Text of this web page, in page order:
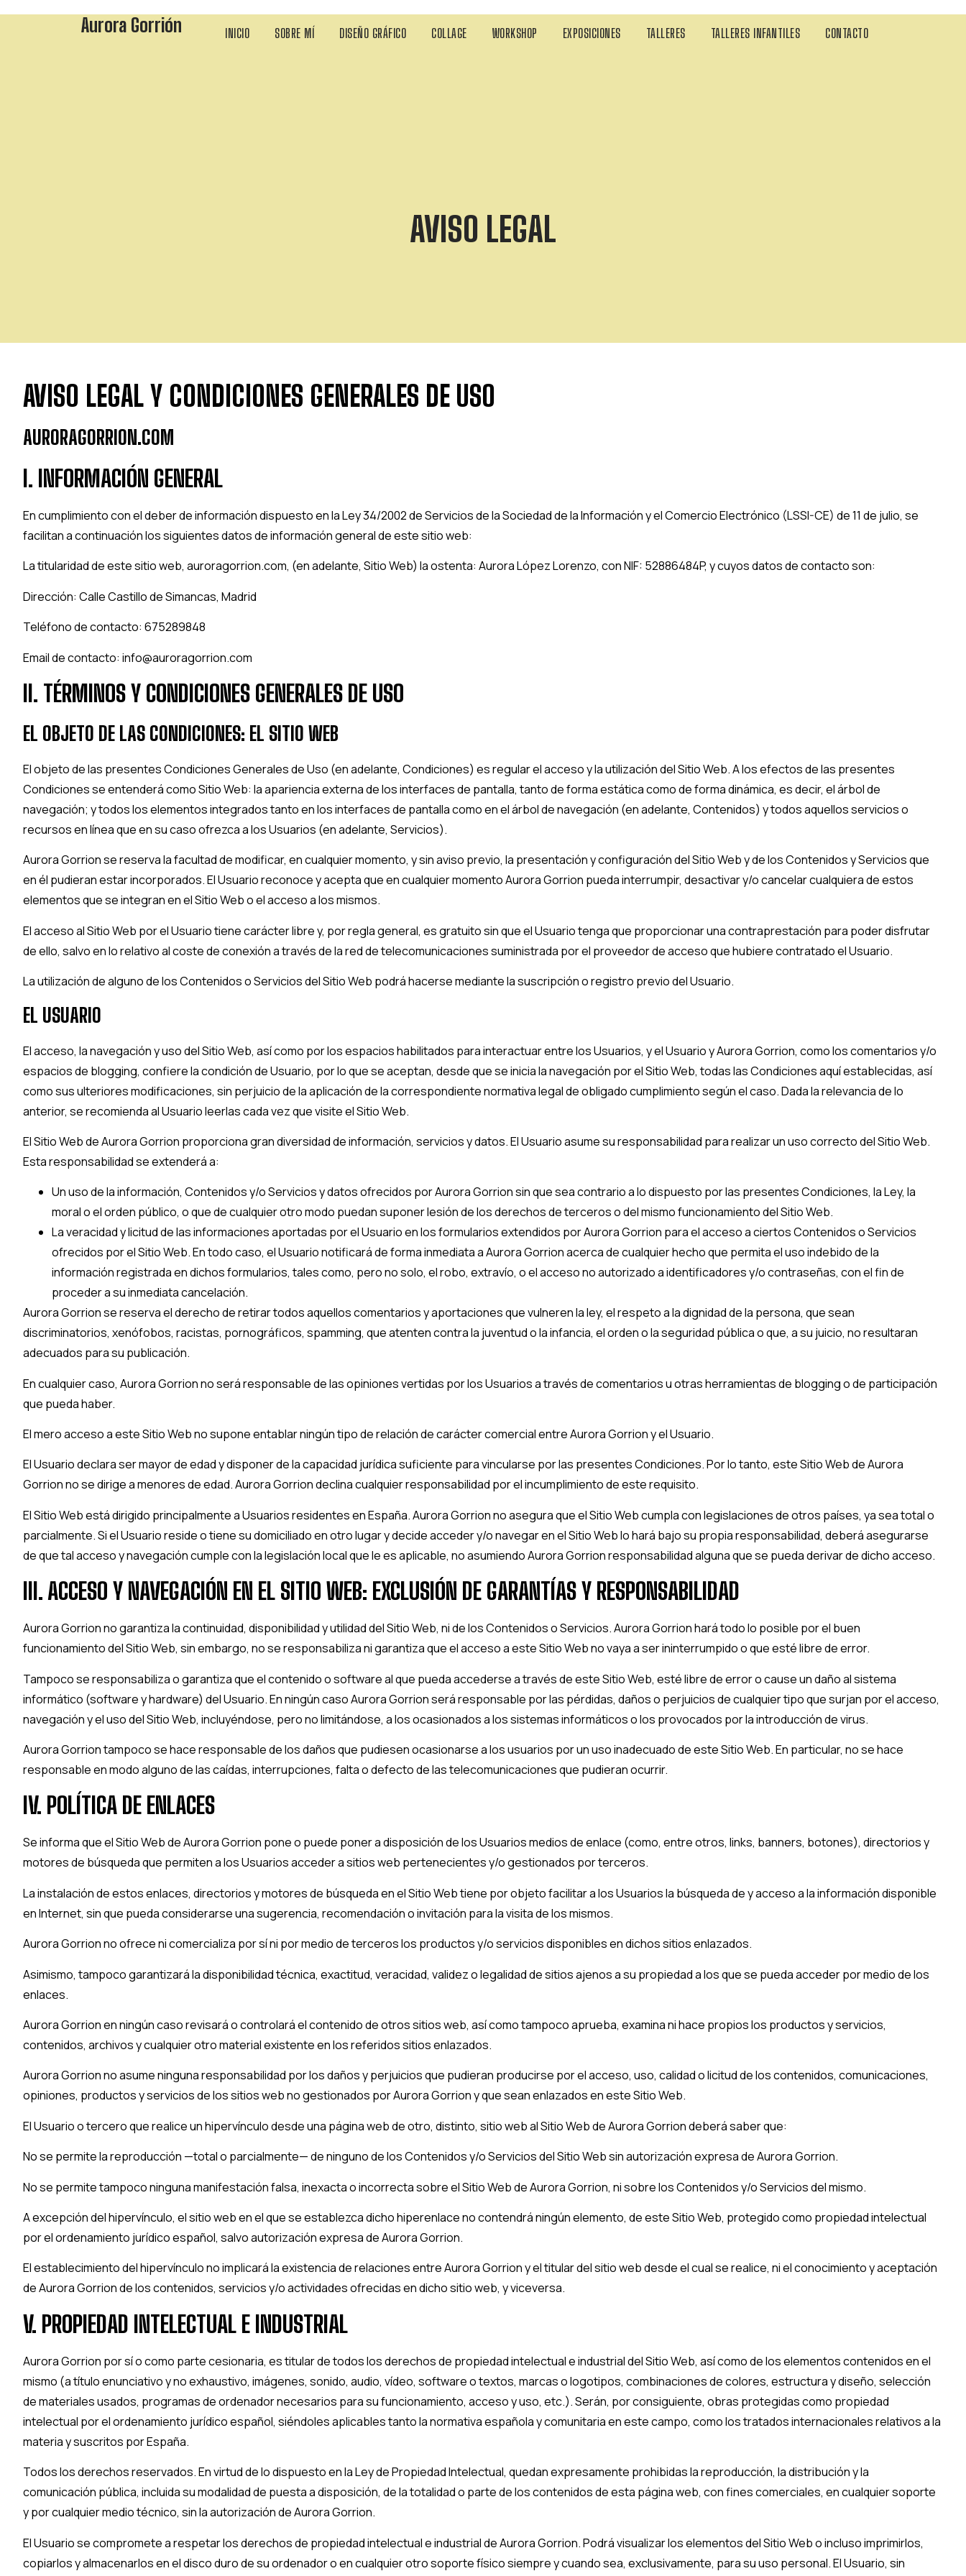
Aurora Gorrión INICIO SOBRE MÍ DISEÑO GRÁFICO COLLAGE WORKSHOP EXPOSICIONES TALLERES TALLERES INFANTILES CONTACTO
AVISO LEGAL
AVISO LEGAL Y CONDICIONES GENERALES DE USO
AURORAGORRION.COM
I. INFORMACIÓN GENERAL
En cumplimiento con el deber de información dispuesto en la Ley 34/2002 de Servicios de la Sociedad de la Información y el Comercio Electrónico (LSSI-CE) de 11 de julio, se
facilitan a continuación los siguientes datos de información general de este sitio web:
La titularidad de este sitio web, auroragorrion.com, (en adelante, Sitio Web) la ostenta: Aurora López Lorenzo, con NIF: 52886484P, y cuyos datos de contacto son:
Dirección: Calle Castillo de Simancas, Madrid
Teléfono de contacto: 675289848
Email de contacto: info@auroragorrion.com
II. TÉRMINOS Y CONDICIONES GENERALES DE USO
EL OBJETO DE LAS CONDICIONES: EL SITIO WEB
El objeto de las presentes Condiciones Generales de Uso (en adelante, Condiciones) es regular el acceso y la utilización del Sitio Web. A los efectos de las presentes
Condiciones se entenderá como Sitio Web: la apariencia externa de los interfaces de pantalla, tanto de forma estática como de forma dinámica, es decir, el árbol de
navegación; y todos los elementos integrados tanto en los interfaces de pantalla como en el árbol de navegación (en adelante, Contenidos) y todos aquellos servicios o
recursos en línea que en su caso ofrezca a los Usuarios (en adelante, Servicios).
Aurora Gorrionse reserva la facultad de modificar, en cualquier momento, y sin aviso previo, la presentación y configuración del Sitio Web y de los Contenidos y Servicios que
en él pudieran estar incorporados. El Usuario reconoce y acepta que en cualquier momentoAurora Gorrion pueda interrumpir, desactivar y/o cancelar cualquiera de estos
elementos que se integran en el Sitio Web o el acceso a los mismos.
El acceso al Sitio Web por el Usuario tiene carácter libre y, por regla general, es gratuito sin que el Usuario tenga que proporcionar una contraprestación para poder disfrutar
de ello, salvo en lo relativo al coste de conexión a través de la red de telecomunicaciones suministrada por el proveedor de acceso que hubiere contratado el Usuario.
La utilización de alguno de los Contenidos o Servicios del Sitio Web podrá hacerse mediante la suscripción o registro previo del Usuario.
EL USUARIO
El acceso, la navegación y uso del Sitio Web, así como por los espacios habilitados para interactuar entre los Usuarios, y el Usuario yAurora Gorrion, como los comentarios y/o
espacios de blogging, confiere la condición de Usuario, por lo que se aceptan, desde que se inicia la navegación por el Sitio Web, todas las Condiciones aquí establecidas, así
como sus ulteriores modificaciones, sin perjuicio de la aplicación de la correspondiente normativa legal de obligado cumplimiento según el caso. Dada la relevancia de lo
anterior, se recomienda al Usuario leerlas cada vez que visite el Sitio Web.
El Sitio Web deAurora Gorrion proporciona gran diversidad de información, servicios y datos. El Usuario asume su responsabilidad para realizar un uso correcto del Sitio Web.
Esta responsabilidad se extenderá a:
Un uso de la información, Contenidos y/o Servicios y datos ofrecidos porAurora Gorrionsin que sea contrario a lo dispuesto por las presentes Condiciones, la Ley, la
moral o el orden público, o que de cualquier otro modo puedan suponer lesión de los derechos de terceros o del mismo funcionamiento del Sitio Web.
La veracidad y licitud de las informaciones aportadas por el Usuario en los formularios extendidos porAurora Gorrion para el acceso a ciertos Contenidos o Servicios
ofrecidos por el Sitio Web. En todo caso, el Usuario notificará de forma inmediata aAurora Gorrionacerca de cualquier hecho que permita el uso indebido de la
información registrada en dichos formularios, tales como, pero no solo, el robo, extravío, o el acceso no autorizado a identificadores y/o contraseñas, con el fin de
proceder a su inmediata cancelación.
Aurora Gorrionse reserva el derecho de retirar todos aquellos comentarios y aportaciones que vulneren la ley, el respeto a la dignidad de la persona, que sean
discriminatorios, xenófobos, racistas, pornográficos, spamming, que atenten contra la juventud o la infancia, el orden o la seguridad pública o que, a su juicio, no resultaran
adecuados para su publicación.
En cualquier caso, Aurora Gorrionno será responsable de las opiniones vertidas por los Usuarios a través de comentarios u otras herramientas de blogging o de participación
que pueda haber.
El mero acceso a este Sitio Web no supone entablar ningún tipo de relación de carácter comercial entreAurora Gorriony el Usuario.
El Usuario declara ser mayor de edad y disponer de la capacidad jurídica suficiente para vincularse por las presentes Condiciones. Por lo tanto, este Sitio Web deAurora
Gorrionno se dirige a menores de edad.Aurora Gorriondeclina cualquier responsabilidad por el incumplimiento de este requisito.
El Sitio Web está dirigido principalmente a Usuarios residentes enEspaña.Aurora Gorrionno asegura que el Sitio Web cumpla con legislaciones de otros países, ya sea total o
parcialmente. Si el Usuario reside o tiene su domiciliado en otro lugar y decide acceder y/o navegar en el Sitio Web lo hará bajo su propia responsabilidad, deberá asegurarse
de que tal acceso y navegación cumple con la legislación local que le es aplicable, no asumiendoAurora Gorrionresponsabilidad alguna que se pueda derivar de dicho acceso.
III. ACCESO Y NAVEGACIÓN EN EL SITIO WEB: EXCLUSIÓN DE GARANTÍAS Y RESPONSABILIDAD
Aurora Gorrionno garantiza la continuidad, disponibilidad y utilidad del Sitio Web, ni de los Contenidos o Servicios.Aurora Gorrionhará todo lo posible por el buen
funcionamiento del Sitio Web, sin embargo, no se responsabiliza ni garantiza que el acceso a este Sitio Web no vaya a ser ininterrumpido o que esté libre de error.
Tampoco se responsabiliza o garantiza que el contenido o software al que pueda accederse a través de este Sitio Web, esté libre de error o cause un daño al sistema
informático (software y hardware) del Usuario. En ningún casoAurora Gorrionserá responsable por las pérdidas, daños o perjuicios de cualquier tipo que surjan por el acceso,
navegación y el uso del Sitio Web, incluyéndose, pero no limitándose, a los ocasionados a los sistemas informáticos o los provocados por la introducción de virus.
Aurora Gorriontampoco se hace responsable de los daños que pudiesen ocasionarse a los usuarios por un uso inadecuado de este Sitio Web. En particular, no se hace
responsable en modo alguno de las caídas, interrupciones, falta o defecto de las telecomunicaciones que pudieran ocurrir.
IV. POLÍTICA DE ENLACES
Se informa que el Sitio Web deAurora Gorrion pone o puede poner a disposición de los Usuarios medios de enlace (como, entre otros, links, banners, botones), directorios y
motores de búsqueda que permiten a los Usuarios acceder a sitios web pertenecientes y/o gestionados por terceros.
La instalación de estos enlaces, directorios y motores de búsqueda en el Sitio Web tiene por objeto facilitar a los Usuarios la búsqueda de y acceso a la información disponible
en Internet, sin que pueda considerarse una sugerencia, recomendación o invitación para la visita de los mismos.
Aurora Gorrionno ofrece ni comercializa por sí ni por medio de terceros los productos y/o servicios disponibles en dichos sitios enlazados.
Asimismo, tampoco garantizará la disponibilidad técnica, exactitud, veracidad, validez o legalidad de sitios ajenos a su propiedad a los que se pueda acceder por medio de los
enlaces.
Aurora Gorrionen ningún caso revisará o controlará el contenido de otros sitios web, así como tampoco aprueba, examina ni hace propios los productos y servicios,
contenidos, archivos y cualquier otro material existente en los referidos sitios enlazados.
Aurora Gorrionno asume ninguna responsabilidad por los daños y perjuicios que pudieran producirse por el acceso, uso, calidad o licitud de los contenidos, comunicaciones,
opiniones, productos y servicios de los sitios web no gestionados porAurora Gorriony que sean enlazados en este Sitio Web.
El Usuario o tercero que realice un hipervínculo desde una página web de otro, distinto, sitio web al Sitio Web deAurora Gorriondeberá saber que:
No se permite la reproducción —total o parcialmente— de ninguno de los Contenidos y/o Servicios del Sitio Web sin autorización expresa deAurora Gorrion.
No se permite tampoco ninguna manifestación falsa, inexacta o incorrecta sobre el Sitio Web deAurora Gorrion, ni sobre los Contenidos y/o Servicios del mismo.
A excepción del hipervínculo, el sitio web en el que se establezca dicho hiperenlace no contendrá ningún elemento, de este Sitio Web, protegido como propiedad intelectual
por el ordenamiento jurídico español, salvo autorización expresa deAurora Gorrion.
El establecimiento del hipervínculo no implicará la existencia de relaciones entreAurora Gorriony el titular del sitio web desde el cual se realice, ni el conocimiento y aceptación
deAurora Gorrionde los contenidos, servicios y/o actividades ofrecidas en dicho sitio web, y viceversa.
V. PROPIEDAD INTELECTUAL E INDUSTRIAL
Aurora Gorrion por sí o como parte cesionaria, es titular de todos los derechos de propiedad intelectual e industrial del Sitio Web, así como de los elementos contenidos en el
mismo (a título enunciativo y no exhaustivo, imágenes, sonido, audio, vídeo, software o textos, marcas o logotipos, combinaciones de colores, estructura y diseño, selección
de materiales usados, programas de ordenador necesarios para su funcionamiento, acceso y uso, etc.). Serán, por consiguiente, obras protegidas como propiedad
intelectual por el ordenamiento jurídico español, siéndoles aplicables tanto la normativa española y comunitaria en este campo, como los tratados internacionales relativos a la
materia y suscritos por España.
Todos los derechos reservados. En virtud de lo dispuesto en la Ley de Propiedad Intelectual, quedan expresamente prohibidas la reproducción, la distribución y la
comunicación pública, incluida su modalidad de puesta a disposición, de la totalidad o parte de los contenidos de esta página web, con fines comerciales, en cualquier soporte
y por cualquier medio técnico, sin la autorización deAurora Gorrion.
El Usuario se compromete a respetar los derechos de propiedad intelectual e industrial deAurora Gorrion. Podrá visualizar los elementos del Sitio Web o incluso imprimirlos,
copiarlos y almacenarlos en el disco duro de su ordenador o en cualquier otro soporte físico siempre y cuando sea, exclusivamente, para su uso personal. El Usuario, sin